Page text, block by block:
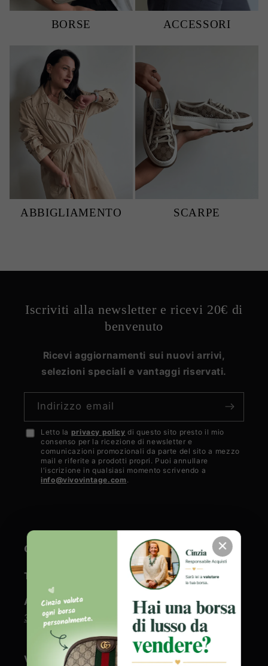
BORSE ACCESSORI
ABBIGLIAMENTO SCARPE
Iscriviti alla newsletter e ricevi 20€ di
benvenuto
Ricevi aggiornamenti sui nuovi arrivi,
selezioni speciali e vantaggi riservati.
Indirizzo email
Accetto
privacy
policy
Letto la privacy policy di questo sito presto il mio
consenso per la ricezione di newsletter e
comunicazioni promozionali da parte del sito a mezzo
mail e riferite a prodotti propri. Puoi annullare
l'iscrizione in qualsiasi momento scrivendo a
info@vivovintage.com .
CONTATTI
Telefono fisso: +39 0865/270731
Assistenza clienti e gestione ordini:
333 6834 578
Valutazione borse firmate:+39 346 7350
✕